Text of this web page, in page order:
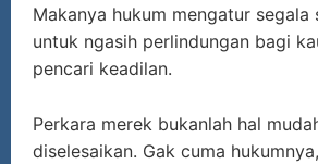
Makanya hukum mengatur segala
untuk ngasih perlindungan bagi
pencari keadilan.
Perkara merek bukanlah hal
diselesaikan. Gak cuma